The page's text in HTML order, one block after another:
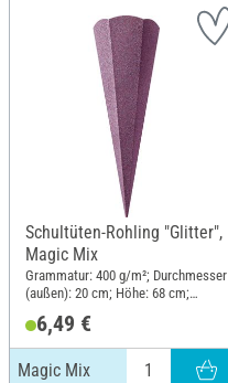
Schultüten-Rohling "Glitter",
Magic Mix
Grammatur: 400 g/m²; Durchmesser
(außen): 20 cm; Höhe: 68 cm;
6,49 €
Magic Mix